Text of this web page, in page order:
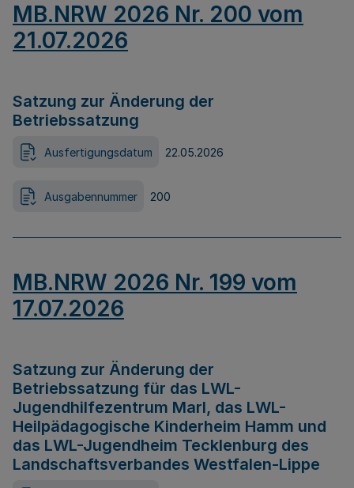
MB.NRW 2026 Nr. 200 vom
21.07.2026
Satzung zur Änderung der
Betriebssatzung
Ausfertigungsdatum 22.05.2026
Ausgabennummer 200
MB.NRW 2026 Nr. 199 vom
17.07.2026
Satzung zur Änderung der
Betriebssatzung für das LWL-
Jugendhilfezentrum Marl, das LWL-
Heilpädagogische Kinderheim Hamm und
das LWL-Jugendheim Tecklenburg des
Landschaftsverbandes Westfalen-Lippe